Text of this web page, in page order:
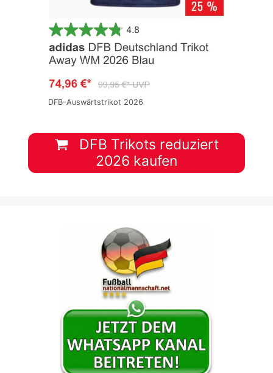
DFB-Auswärtstrikot 2026
DFB Trikots reduziert
2026 kaufen